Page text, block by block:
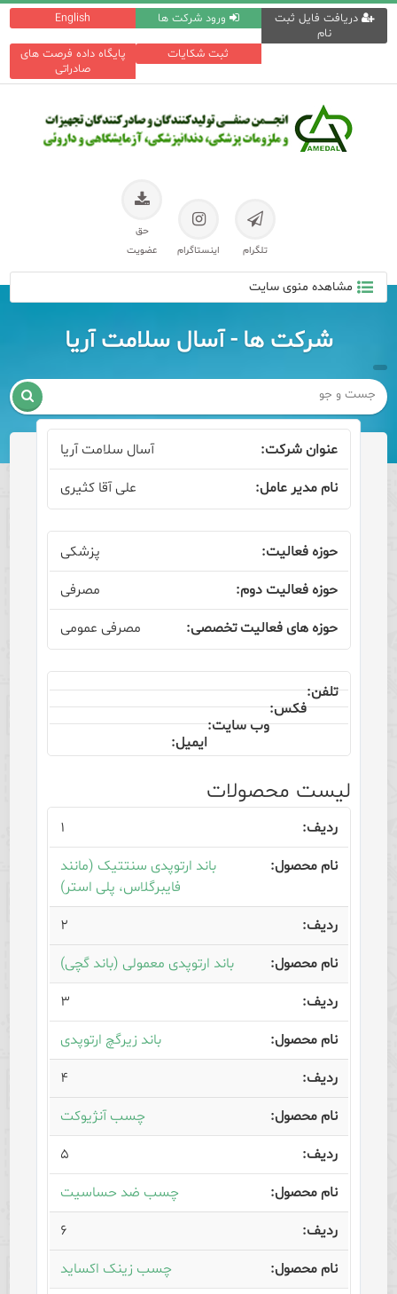
English ورود شرکت ها
دریافت فایل ثبت
نام
پایگاه داده فرصت های
صادراتی
ثبت شکایات
تلگرام اینستاگرام
حق
عضویت
مشاهده منوی سایت
شرکت ها - آسال سلامت آریا

آسال سلامت آریا
علی آقا کثیری
پزشکی
مصرفی
مصرفی عمومی
لیست محصولات
۱
باند ارتوپدی سنتتیک (مانند
فایبرگلاس، پلی استر)
۲
باند ارتوپدی معمولی (باند گچی)
۳
باند زیرگچ ارتوپدی
۴
چسب آنژیوکت
۵
چسب ضد حساسیت
۶
چسب زینک اکساید